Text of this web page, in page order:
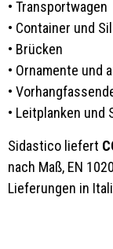
• Transportwagen
• Container und
• Brücken
• Ornamente und
•
• Leitplanken und
Sidastico liefert
nach Maß, EN
Lieferungen in